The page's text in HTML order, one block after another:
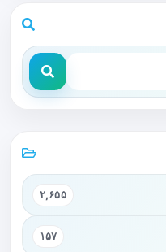
۲,۶۵۵
۱۵۷